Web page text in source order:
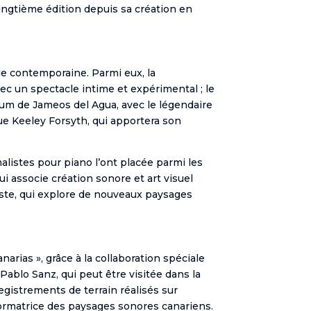
édition depuis sa création en
contemporaine. Parmi eux, la
un spectacle intime et expérimental ; le
de Jameos del Agua, avec le légendaire
Keeley Forsyth, qui apportera son
pour piano l’ont placée parmi les
associe création sonore et art visuel
qui explore de nouveaux paysages
», grâce à la collaboration spéciale
Sanz, qui peut être visitée dans la
de terrain réalisés sur
des paysages sonores canariens.